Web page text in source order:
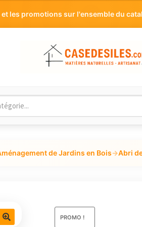
et les promotions sur l'ensemble du
de Jardins en Bois→Abri
PROMO !